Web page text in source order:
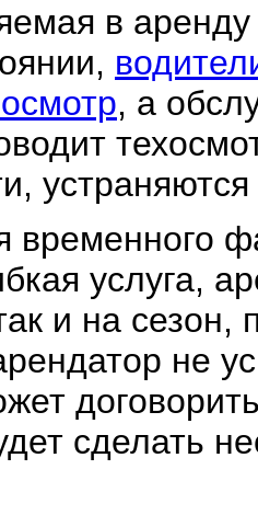
в
, а
устраняются
временного
услуга,
и на
не
сделать